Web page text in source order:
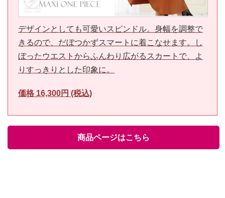
デザインとしても可愛いスピンドル。身幅を調整で
きるので、だぼつかずスマートに着こなせます。し
ぼったウエストからふんわり広がるスカートで、よ
りすっきりとした印象に。
価格 16,300円 (税込)
商品ページはこちら